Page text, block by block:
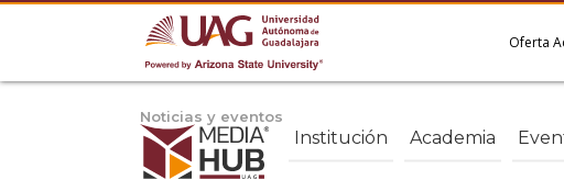
Oferta
Noticias y eventos
Institución Academia